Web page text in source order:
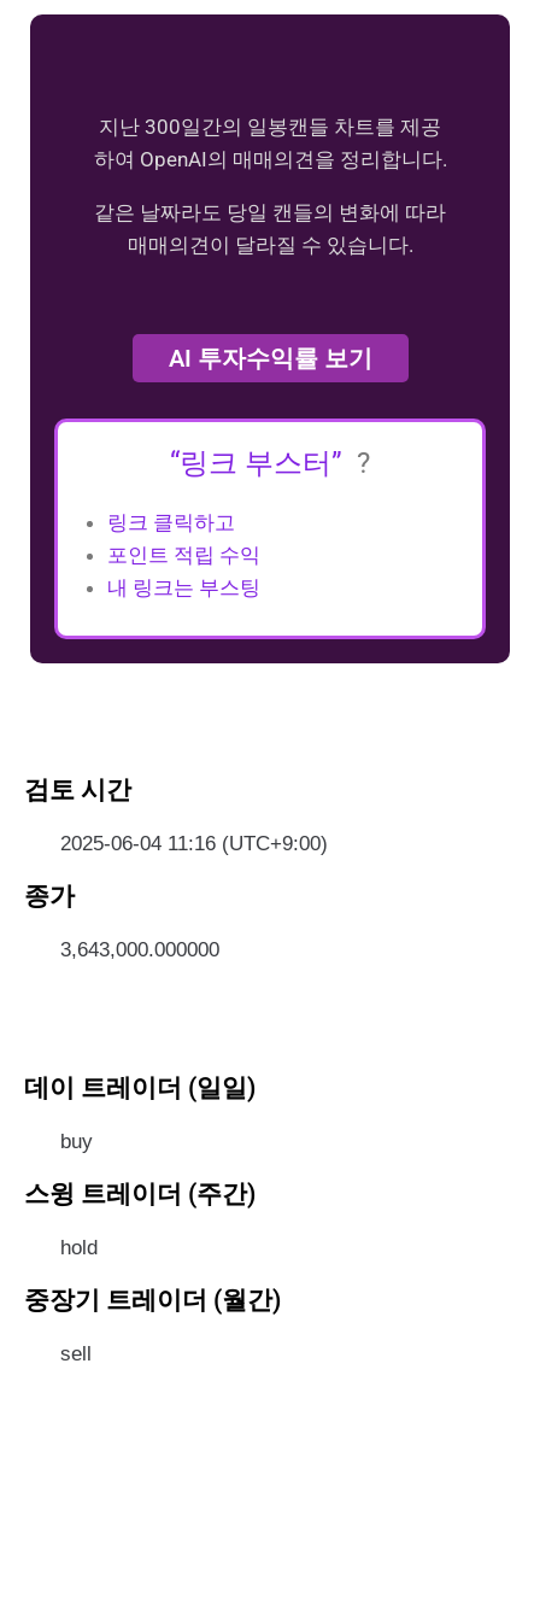
지난 300일간의 일봉캔들 차트를 제공
하여 OpenAI의 매매의견을 정리합니다.
같은 날짜라도 당일 캔들의 변화에 따라
매매의견이 달라질 수 있습니다.
AI 투자수익률 보기
“링크 부스터” ?
링크 클릭하고
포인트 적립 수익
내 링크는 부스팅
검토 시간
2025-06-04 11:16 (UTC+9:00)
종가
3,643,000.000000
데이 트레이더 (일일)
buy
스윙 트레이더 (주간)
hold
중장기 트레이더 (월간)
sell